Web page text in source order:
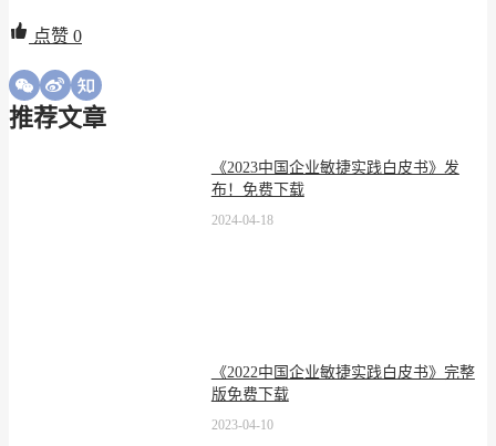
点赞 0
推荐文章
《2023中国企业敏捷实践白皮书》发
布！免费下载
2024-04-18
《2022中国企业敏捷实践白皮书》完整
版免费下载
2023-04-10